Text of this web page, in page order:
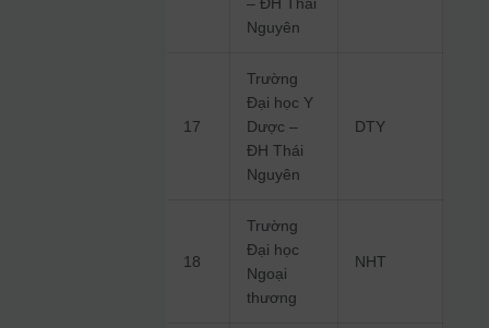
Nguyên
17
Trường
Đại học Y
Dược –
ĐH Thái
Nguyên
DTY
18
Trường
Đại học
Ngoại
thương
NHT